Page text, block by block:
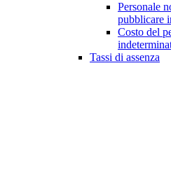
Personale
pubblicare
Costo del
Tassi di assenza